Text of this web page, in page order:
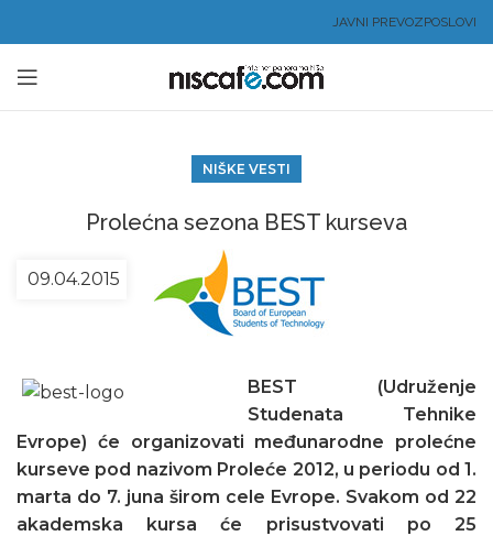
JAVNI PREVOZPOSLOVI
NIŠKE VESTI
Prolećna sezona BEST kurseva
09.04.2015
BEST (Udruženje
Studenata Tehnike
Evrope) će organizovati međunarodne prolećne
kurseve pod nazivom Proleće 2012, u periodu od 1.
marta do 7. juna širom cele Evrope. Svakom od 22
akademska kursa će prisustvovati po 25